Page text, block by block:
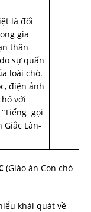
là đối
gia
thân
sự quấn
loài chó.
điện ảnh
với
gọi
Lân-
(Giáo án Con chó
khái quát về